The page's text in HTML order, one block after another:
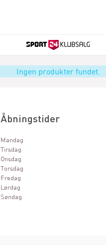
Ingen produkter fundet.
Åbningstider
Mandag
Tirsdag
Onsdag
Torsdag
Fredag
Lørdag
Søndag